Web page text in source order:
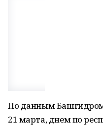
По данным
21 марта, днем по